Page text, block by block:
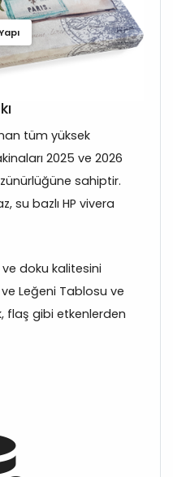
tüm yüksek
2025 ve 2026
sahiptir.
su bazlı HP vivera
ve doku kalitesini
Leğeni Tablosu ve
flaş gibi etkenlerden